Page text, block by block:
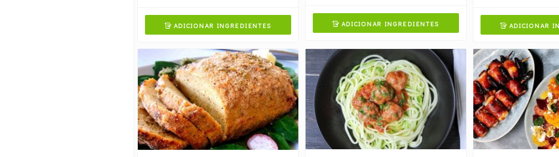
ADICIONAR INGREDIENTES ADICIONAR INGREDIENTES ADICIONAR